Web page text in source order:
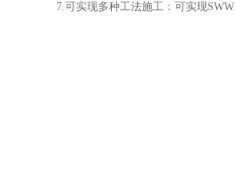
7.可实现多种工法施工：可实现